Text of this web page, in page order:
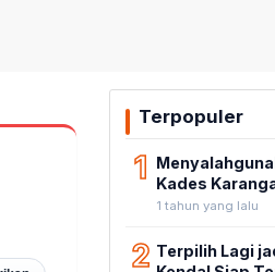
Terpopuler
1 Kades
1 tahun yang lalu
2 Terpilih Lagi